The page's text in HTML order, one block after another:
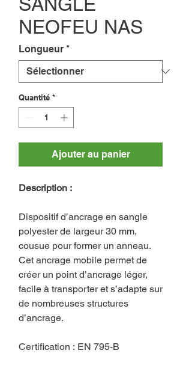
NEOFEU NAS
Longueur *
Quantité *
Ajouter au panier
Description :
Dispositif d’ancrage en sangle
polyester de largeur 30 mm,
cousue pour former un anneau.
Cet ancrage mobile permet de
créer un point d’ancrage léger,
facile à transporter et s’adapte sur
de nombreuses structures
d’ancrage.
Certification : EN 795-B